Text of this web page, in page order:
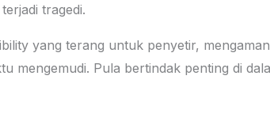
tragedi.
yang terang untuk penyetir,
mengemudi. Pula bertindak penting di